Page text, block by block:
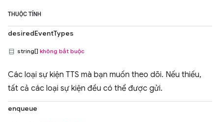
THUỘC TÍNH
desiredEventTypes
string[] không bắt buộc
Các loại sự kiện TTS mà bạn muốn theo dõi. Nếu thiếu,
tất cả các loại sự kiện đều có thể được gửi.
enqueue